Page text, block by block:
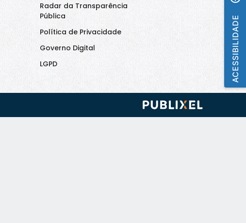
Radar da Transparência
Pública
Política de Privacidade
Governo Digital
LGPD
ACESSIBILIDADE